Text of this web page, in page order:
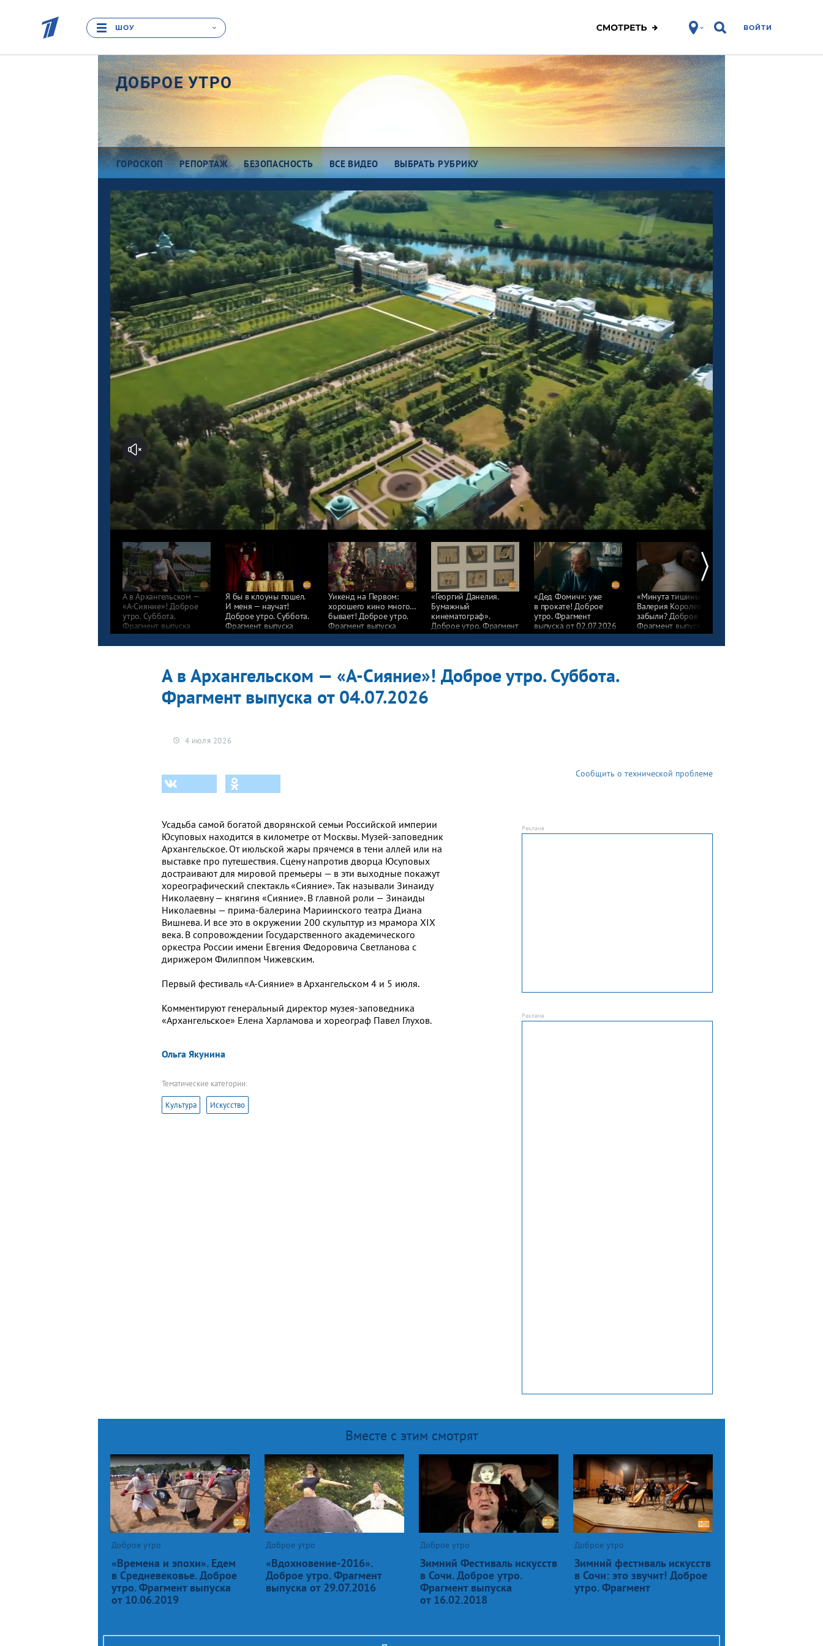
ШОУ ВОЙТИ
ДОБРОЕ УТРО
ГОРОСКОП РЕПОРТАЖ БЕЗОПАСНОСТЬ ВСЕ ВИДЕО
Про деньги
Между тем
Наши гости
Про культуру
Это кино
Разговоры о важном
Всем миром 7375
Про космос
Про любовь
Мода
Есть идея!
Про еду
ОТК
Всякие хитрости
Про здоровье
ЗОЖ
Фитнес
Про победу
О проекте
ВЫБРАТЬ РУБРИКУ
А в Архангельском —
«А-Сияние»! Доброе
утро. Суббота.
Фрагмент выпуска
от 04.07.2026
Я бы в клоуны пошел.
И меня — научат!
Доброе утро. Суббота.
Фрагмент выпуска
от 04.07.2026
Уикенд на Первом:
хорошего кино много…
бывает! Доброе утро.
Фрагмент выпуска
от 03.07.2026
«Георгий Данелия.
Бумажный
кинематограф».
Доброе утро. Фрагмент
выпуска от 02.07.2026
«Дед Фомич»: уже
в прокате! Доброе
утро. Фрагмент
выпуска от 02.07.2026
«Минута тишины».
Валерия Королева все
забыли? Доброе утро.
Фрагмент выпуска
от 01.07.2026
А в Архангельском — «А-Сияние»! Доброе утро. Суббота.
Фрагмент выпуска от 04.07.2026
4 июля 2026
Сообщить о технической проблеме
Усадьба самой богатой дворянской семьи Российской империи
Юсуповых находится в километре от Москвы. Музей-заповедник
Архангельское. От июльской жары прячемся в тени аллей или на
выставке про путешествия. Сцену напротив дворца Юсуповых
достраивают для мировой премьеры — в эти выходные покажут
хореографический спектакль «Сияние». Так называли Зинаиду
Николаевну — княгиня «Сияние». В главной роли — Зинаиды
Николаевны — прима-балерина Мариинского театра Диана
Вишнева. И все это в окружении 200 скульптур из мрамора XIX
века. В сопровождении Государственного академического
оркестра России имени Евгения Федоровича Светланова с
дирижером Филиппом Чижевским.
Первый фестиваль «А-Сияние» в Архангельском 4 и 5 июля.
Комментируют генеральный директор музея-заповедника
«Архангельское» Елена Харламова и хореограф Павел Глухов.
Ольга Якунина
Тематические категории:
Культура Искусство
Вместе с этим смотрят
Доброе утро
«Времена и эпохи». Едем
в Средневековье. Доброе
утро. Фрагмент выпуска
от 10.06.2019
Доброе утро
«Вдохновение-2016».
Доброе утро. Фрагмент
выпуска от 29.07.2016
Доброе утро
Зимний Фестиваль искусств
в Сочи. Доброе утро.
Фрагмент выпуска
от 16.02.2018
Доброе утро
Зимний фестиваль искусств
в Сочи: это звучит! Доброе
утро. Фрагмент